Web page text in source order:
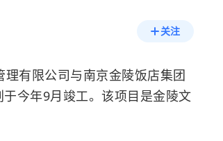
关注
有限公司与南京金陵饭店集团
今年9月竣工。该项目是金陵文